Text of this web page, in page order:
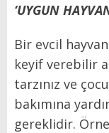
‘UYGUN
Bir evcil
keyif verebilir
tarzınız ve
bakımına
gereklidir.